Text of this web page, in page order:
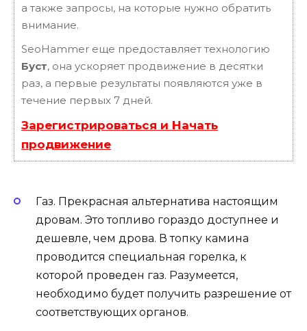
а также запросы, на которые нужно обратить
внимание.
SeoHammer еще предоставляет технологию
Буст, она ускоряет продвижение в десятки
раз, а первые результаты появляются уже в
течение первых 7 дней.
Зарегистрироваться и Начать
продвижение
Газ. Прекрасная альтернатива настоящим
дровам. Это топливо гораздо доступнее и
дешевле, чем дрова. В топку камина
проводится специальная горелка, к
которой проведен газ. Разумеется,
необходимо будет получить разрешение от
соответствующих органов.